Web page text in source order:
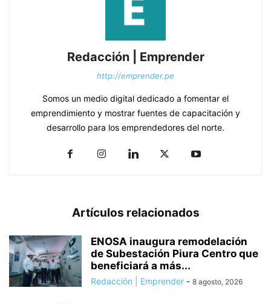
Redacción | Emprender
http://emprender.pe
Somos un medio digital dedicado a fomentar el
emprendimiento y mostrar fuentes de capacitación y
desarrollo para los emprendedores del norte.
Artículos relacionados
ENOSA inaugura remodelación
de Subestación Piura Centro que
beneficiará a más...
Redacción | Emprender - 8 agosto, 2026